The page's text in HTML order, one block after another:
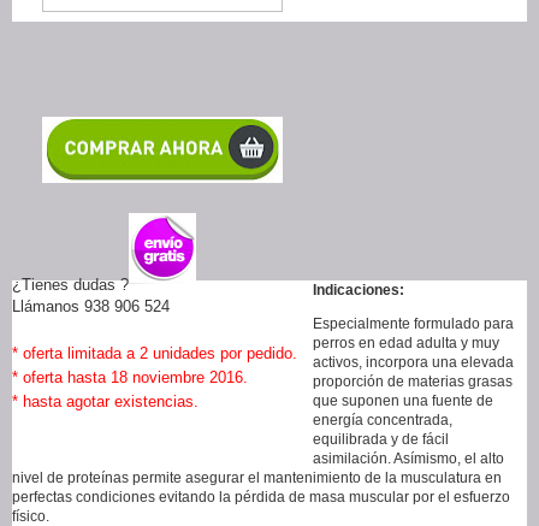
¿Tienes dudas ?
Llámanos 938 906 524
* oferta limitada a 2 unidades por pedido.
* oferta hasta 18 noviembre 2016.
* hasta agotar existencias.
Indicaciones:
Especialmente formulado para
perros en edad adulta y muy
activos, incorpora una elevada
proporción de materias grasas
que suponen una fuente de
energía concentrada,
equilibrada y de fácil
asimilación. Asímismo, el alto
nivel de proteínas permite asegurar el mantenimiento de la musculatura en
perfectas condiciones evitando la pérdida de masa muscular por el esfuerzo
físico.